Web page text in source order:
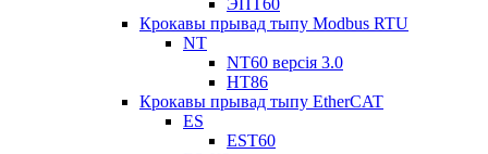
ЭПТ60
Крокавы прывад тыпу Modbus RTU
NT
NT60 версія 3.0
НТ86
Крокавы прывад тыпу EtherCAT
ES
EST60